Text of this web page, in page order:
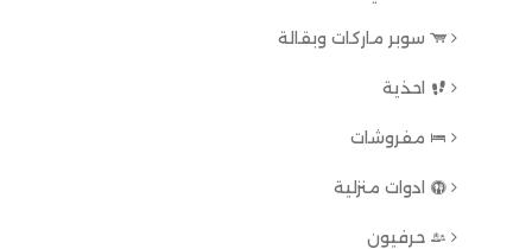
سوبر ماركات وبقالة
احذية
مفروشات
ادوات منزلية
حرفيون